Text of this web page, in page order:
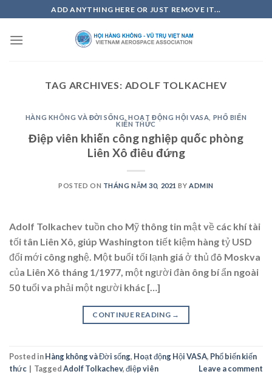
to
content
ADD ANYTHING HERE OR JUST REMOVE IT...
TAG ARCHIVES: ADOLF TOLKACHEV
HÀNG KHÔNG VÀ ĐỜI SỐNG ,HOẠT ĐỘNG HỘI VASA PHỔ BIẾN
KIẾN THỨC
Điệp viên khiến công nghiệp quốc phòng
Liên Xô điêu đứng
POSTED ON THÁNG NĂM 30, 2021 BY ADMIN
Adolf Tolkachev tuồn cho Mỹ thông tin mật về các khí tài
tối tân Liên Xô, giúp Washington tiết kiệm hàng tỷ USD
đổi mới công nghệ. Một buổi tối lạnh giá ở thủ đô Moskva
của Liên Xô tháng 1/1977, một người đàn ông bí ẩn ngoài
50 tuổi va phải một người khác […]
CONTINUE READING →
Posted inHàng không và Đời sống, Hoạt động Hội VASA, Phổ biến kiến
thức | TaggedAdolf Tolkachev,điệp viên Leave a comment